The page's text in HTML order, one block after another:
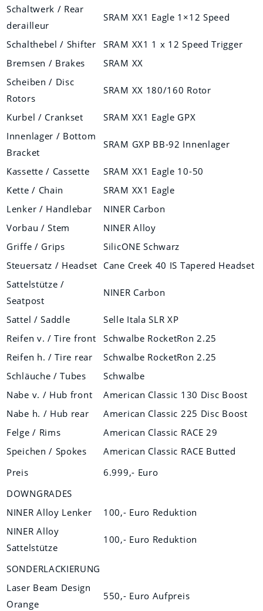
Schaltwerk / Rear
derailleur
SRAM XX1 Eagle 1×12 Speed
Schalthebel / Shifter
SRAM XX1 1 x 12 Speed Trigger
Bremsen / Brakes
SRAM XX
Scheiben / Disc
Rotors
SRAM XX 180/160 Rotor
Kurbel / Crankset
SRAM XX1 Eagle GPX
Innenlager / Bottom
Bracket
SRAM GXP BB-92 Innenlager
Kassette / Cassette
SRAM XX1 Eagle 10-50
Kette / Chain
SRAM XX1 Eagle
Lenker / Handlebar
NINER Carbon
Vorbau / Stem
NINER Alloy
Griffe / Grips
SilicONE Schwarz
Steuersatz / Headset Cane Creek 40 IS Tapered Headset
Sattelstütze /
Seatpost
NINER Carbon
Sattel / Saddle
Selle Itala SLR XP
Reifen v. / Tire front
Schwalbe RocketRon 2.25
Reifen h. / Tire rear
Schwalbe RocketRon 2.25
Schläuche / Tubes
Schwalbe
Nabe v. / Hub front
American Classic 130 Disc Boost
Nabe h. / Hub rear
American Classic 225 Disc Boost
Felge / Rims
American Classic RACE 29
Speichen / Spokes
American Classic RACE Butted
Preis
6.999,- Euro
DOWNGRADES
NINER Alloy Lenker
100,- Euro Reduktion
NINER Alloy
Sattelstütze
100,- Euro Reduktion
SONDERLACKIERUNG
Laser Beam Design
Orange
550,- Euro Aufpreis